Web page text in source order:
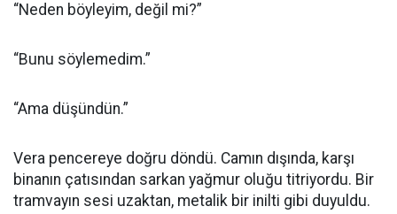
“Neden böyleyim, değil mi?”
“Bunu söylemedim.”
“Ama düşündün.”
Vera pencereye doğru döndü. Camın dışında, karşı
binanın çatısından sarkan yağmur oluğu titriyordu. Bir
tramvayın sesi uzaktan, metalik bir inilti gibi duyuldu.